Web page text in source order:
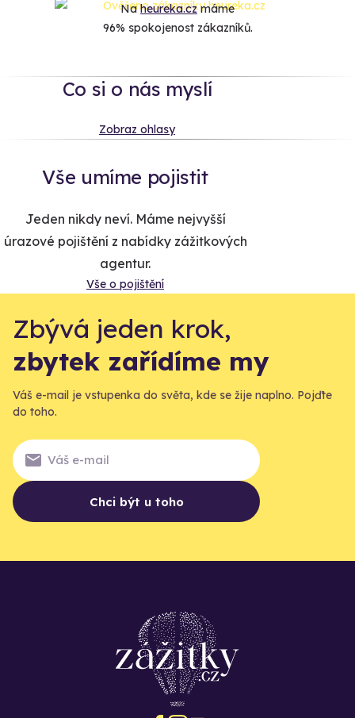
Naheureka.czmáme
96% spokojenost zákazníků.
Co si o nás myslí
Zobraz ohlasy
Vše umíme pojistit
Jeden nikdy neví. Máme nejvyšší
úrazové pojištění z nabídky zážitkových
agentur.
Vše o pojištění
Zbývá jeden krok,
zbytek zařídíme my
Váš e-mail je vstupenka do světa, kde se žije naplno. Pojďte
do toho.
Chci být u toho